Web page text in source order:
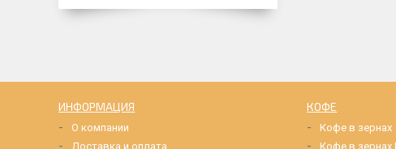
ИНФОРМАЦИЯ
О компании
Доставка и оплата
КОФЕ
Кофе в зернах
Кофе в зернах